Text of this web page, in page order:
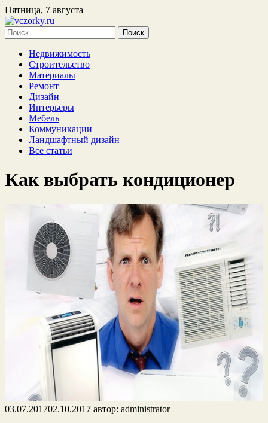
Пятница, 7 августа
Найти:
Недвижимость
Строительство
Материалы
Ремонт
Дизайн
Интерьеры
Мебель
Коммуникации
Ландшафтный дизайн
Все статьи
Как выбрать кондиционер
03.07.201702.10.2017 автор: administrator